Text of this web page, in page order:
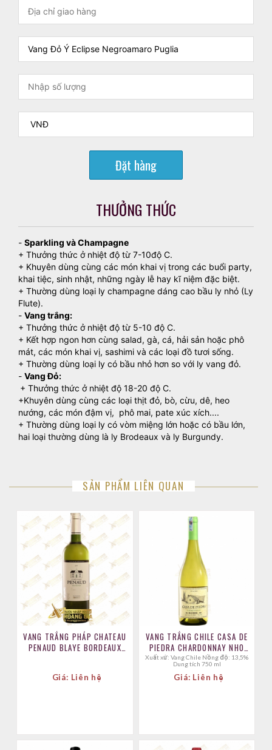
Đặt hàng
THƯỞNG THỨC
- Sparkling và Champagne
+ Thưởng thức ở nhiệt độ từ 7-10độ C.
+ Khuyên dùng cùng các món khai vị trong các buổi party,
khai tiệc, sinh nhật, những ngày lễ hay kĩ niệm đặc biệt.
+ Thường dùng loại ly champagne dáng cao bầu ly nhỏ (Ly
Flute).
- Vang trắng:
+ Thưởng thức ở nhiệt độ từ 5-10 độ C.
+ Kết hợp ngon hơn cùng salad, gà, cá, hải sản hoặc phô
mát, các món khai vị, sashimi và các loại đồ tươi sống.
+ Thường dùng loại ly có bầu nhỏ hơn so với ly vang đỏ.
- Vang Đỏ:
+ Thưởng thức ở nhiệt độ 18-20 độ C.
+Khuyên dùng cùng các loại thịt đỏ, bò, cừu, dê, heo
nướng, các món đậm vị, phô mai, pate xúc xích....
+ Thường dùng loại ly có vòm miệng lớn hoặc có bầu lớn,
hai loại thường dùng là ly Brodeaux và ly Burgundy.
SẢN PHẨM LIÊN QUAN
VANG TRẮNG PHÁP CHATEAU
PENAUD BLAYE BORDEAUX
Giá: Liên hệ
VANG TRẮNG CHILE CASA DE
PIEDRA CHARDONNAY NHO
CHARDONNAY
Xuất xứ: Vang Chile Nồng độ: 13,5%
Dung tích 750 ml
Giá: Liên hệ